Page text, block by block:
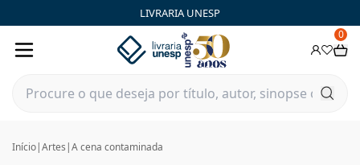
LIVRARIA UNESP
0
Início|Artes |A cena contaminada